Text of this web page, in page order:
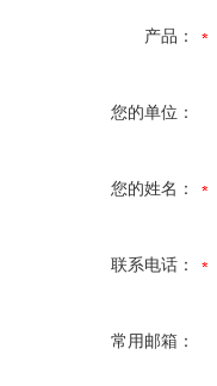
产品：
您的单位：
您的姓名：
联系电话：
常用邮箱：